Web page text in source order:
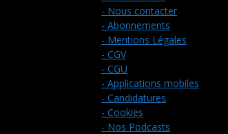
- Nous contacter
- Abonnements
- Mentions Légales
- CGV
- CGU
- Applications mobiles
- Candidatures
- Cookies
- Nos Podcasts